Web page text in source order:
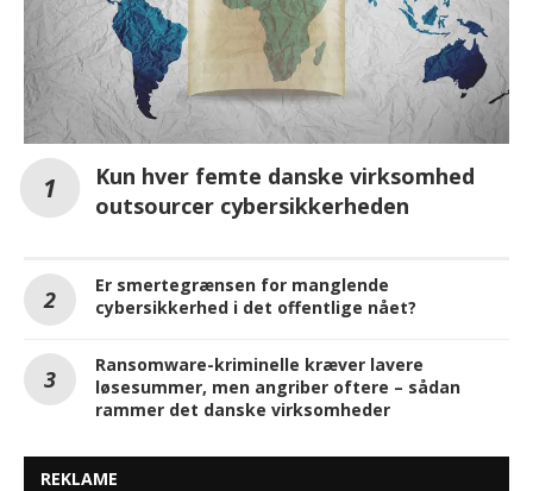
Kun hver femte danske virksomhed
outsourcer cybersikkerheden
Er smertegrænsen for manglende
cybersikkerhed i det offentlige nået?
Ransomware-kriminelle kræver lavere
løsesummer, men angriber oftere – sådan
rammer det danske virksomheder
REKLAME